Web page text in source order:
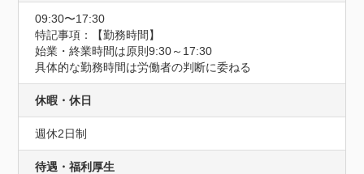
09:30〜17:30
特記事項：【勤務時間】
始業・終業時間は原則9:30～17:30
具体的な勤務時間は労働者の判断に委ねる
休暇・休日
週休2日制
待遇・福利厚生